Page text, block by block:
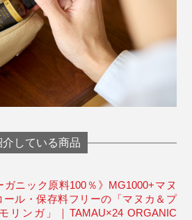
している商品
ガニック原料100％》MG1000+マヌ
ール・保存料フリーの「マヌカ＆プ
リンガ」｜TAMAU×24 ORGANIC